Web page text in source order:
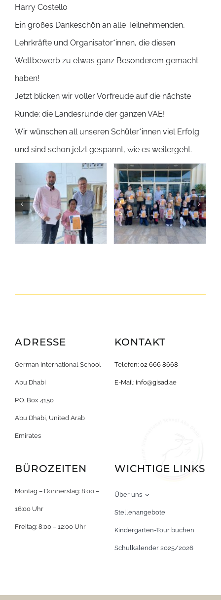
Harry Costello
Ein großes Dankeschön an alle Teilnehmenden,
Lehrkräfte und Organisator*innen, die diesen
Wettbewerb zu etwas ganz Besonderem gemacht
haben!
Jetzt blicken wir voller Vorfreude auf die nächste
Runde: die Landesrunde der ganzen VAE!
Wir wünschen all unseren Schüler*innen viel Erfolg
und sind schon jetzt gespannt, wie es weitergeht.
ADRESSE
German International School
Abu Dhabi
P.O. Box 4150
Abu Dhabi, United Arab
Emirates
KONTAKT
Telefon: 02 666 8668
E-Mail: info@gisad.ae
BÜROZEITEN
Montag – Donnerstag: 8:00 –
16:00 Uhr
Freitag: 8:00 – 12:00 Uhr
WICHTIGE LINKS
Über uns
Stellenangebote
Kindergarten-Tour buchen
Schulkalender 2025/2026